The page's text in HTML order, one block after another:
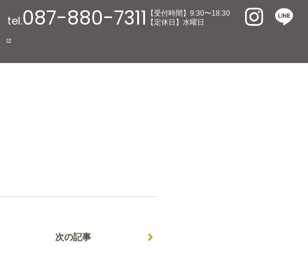
tel.087-880-7311
【受付時間】9:30〜18:30
【定休日】水曜日
次の記事